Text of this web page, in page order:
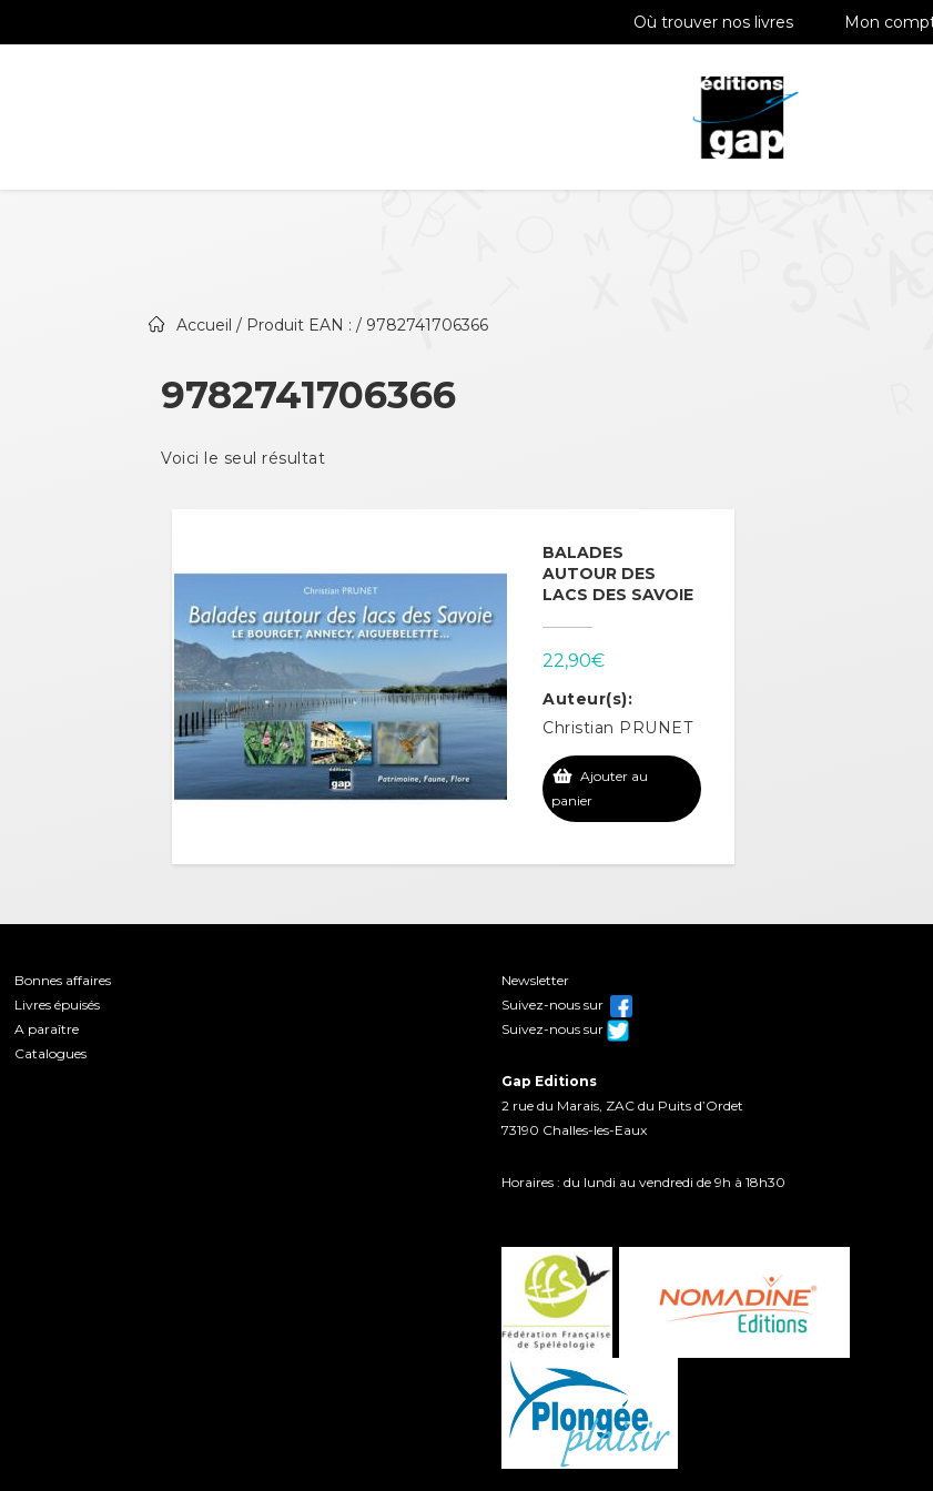
Où trouver nos livres Mon
Accueil / Produit EAN : / 9782741706366
9782741706366
Voici le seul résultat
BALADES
AUTOUR DES
LACS DES SAVOIE
22,90€
Auteur(s):
Christian PRUNET
Ajouter au
panier
Bonnes affaires
Livres épuisés
A paraître
Catalogues
Newsletter
Suivez-nous sur
Suivez-nous sur
Gap Editions
2 rue du Marais, ZAC du Puits d’Ordet
73190 Challes-les-Eaux
Horaires : du lundi au vendredi de 9h à 18h30